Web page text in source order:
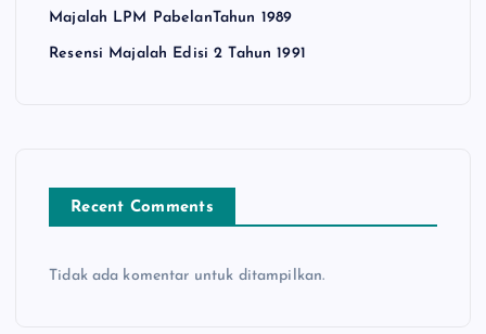
Majalah LPM PabelanTahun 1989
Resensi Majalah Edisi 2 Tahun 1991
Recent Comments
Tidak ada komentar untuk ditampilkan.